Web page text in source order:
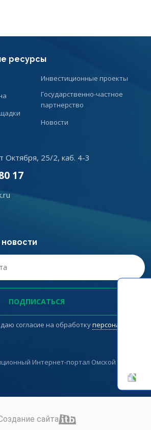
ресурсы
Инвестиционные проекты
Государственно-частное
партнерство
Новости
Октября, 25/2, каб. 4-3
17
согласие на обработкуперсональных
Интернет-портал Омской
сайта